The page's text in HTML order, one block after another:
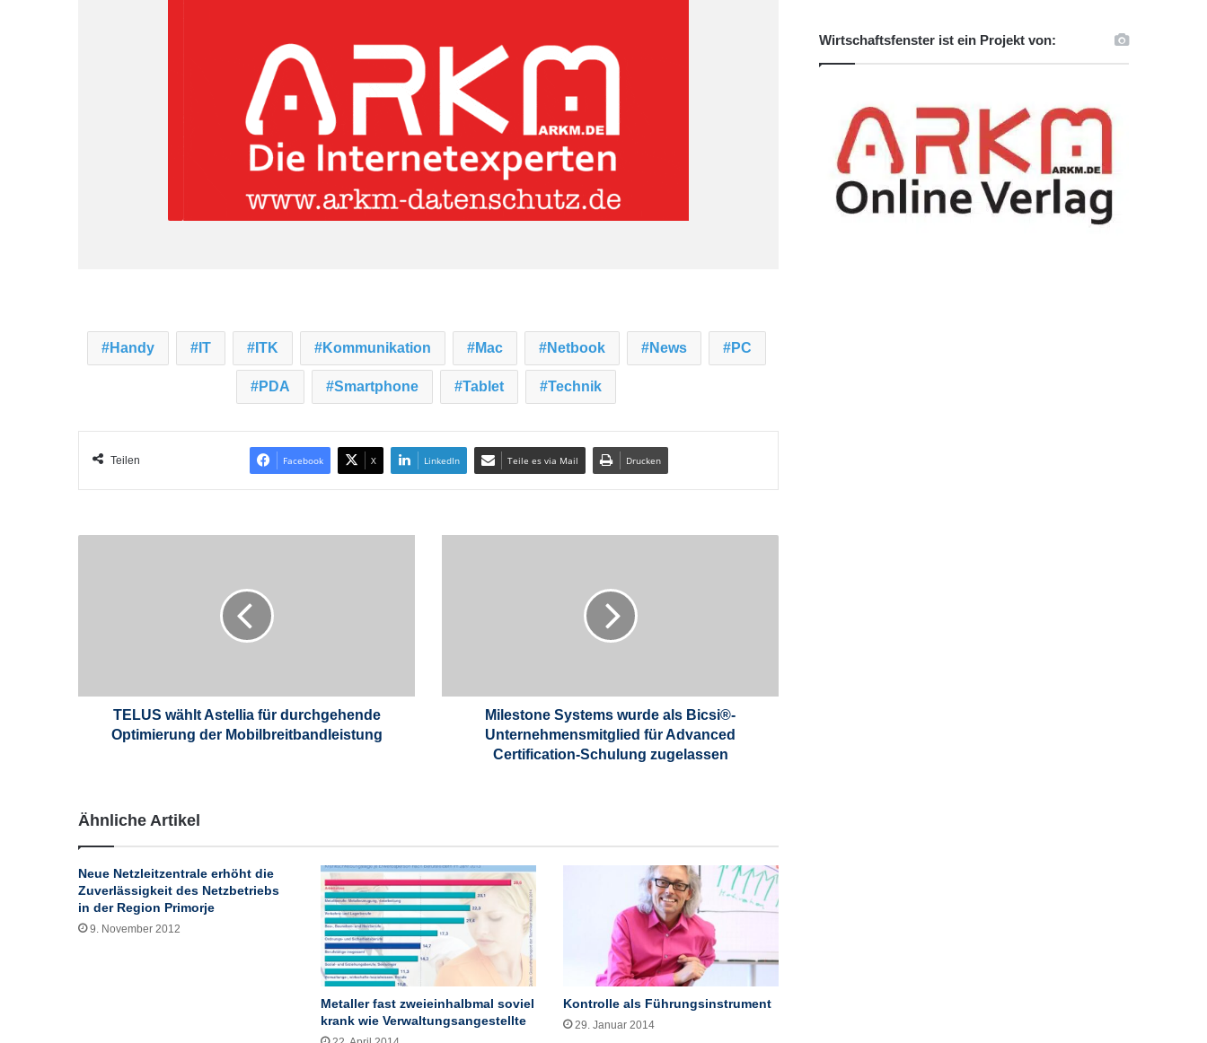
Handy IT ITK Kommunikation Mac Netbook News PC
PDA Smartphone Tablet Technik
Teilen Facebook X LinkedIn Teile es via Mail Drucken
l
l
i
f
ü
r
TELUS wählt Astellia für durchgehende
Optimierung der Mobilbreitbandleistung
e
w
u
r
d
e
a
l
B
i
Milestone Systems wurde als Bicsi®-
Unternehmensmitglied für Advanced
Certification-Schulung zugelassen
Ähnliche Artikel
Neue Netzleitzentrale erhöht die
Zuverlässigkeit des Netzbetriebs
in der Region Primorje
9. November 2012
Metaller fast zweieinhalbmal soviel
krank wie Verwaltungsangestellte
Kontrolle als Führungsinstrument
29. Januar 2014
Wirtschaftsfenster ist ein Projekt von: